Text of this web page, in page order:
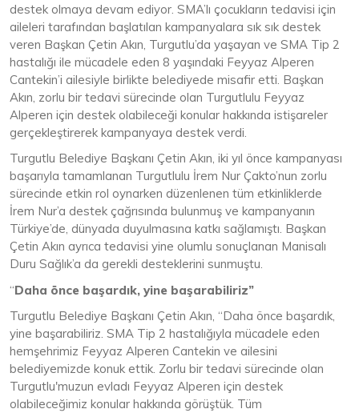
destek olmaya devam ediyor. SMA’lı çocukların tedavisi için
aileleri tarafından başlatılan kampanyalara sık sık destek
veren Başkan Çetin Akın, Turgutlu’da yaşayan ve SMA Tip 2
hastalığı ile mücadele eden 8 yaşındaki Feyyaz Alperen
Cantekin’i ailesiyle birlikte belediyede misafir etti. Başkan
Akın, zorlu bir tedavi sürecinde olan Turgutlulu Feyyaz
Alperen için destek olabileceği konular hakkında istişareler
gerçekleştirerek kampanyaya destek verdi.
Turgutlu Belediye Başkanı Çetin Akın, iki yıl önce kampanyası
başarıyla tamamlanan Turgutlulu İrem Nur Çakto’nun zorlu
sürecinde etkin rol oynarken düzenlenen tüm etkinliklerde
İrem Nur’a destek çağrısında bulunmuş ve kampanyanın
Türkiye’de, dünyada duyulmasına katkı sağlamıştı. Başkan
Çetin Akın ayrıca tedavisi yine olumlu sonuçlanan Manisalı
Duru Sağlık’a da gerekli desteklerini sunmuştu.
“Daha önce başardık, yine başarabiliriz”
Turgutlu Belediye Başkanı Çetin Akın, “Daha önce başardık,
yine başarabiliriz. SMA Tip 2 hastalığıyla mücadele eden
hemşehrimiz Feyyaz Alperen Cantekin ve ailesini
belediyemizde konuk ettik. Zorlu bir tedavi sürecinde olan
Turgutlu'muzun evladı Feyyaz Alperen için destek
olabileceğimiz konular hakkında görüştük. Tüm